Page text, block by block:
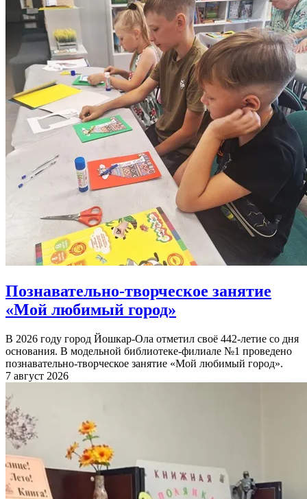
Познавательно-творческое занятие
«Мой любимый город»
В 2026 году город Йошкар-Ола отметил своё 442-летие со дня
основания. В модельной библиотеке-филиале №1 проведено
познавательно-творческое занятие «Мой любимый город».
7 август 2026